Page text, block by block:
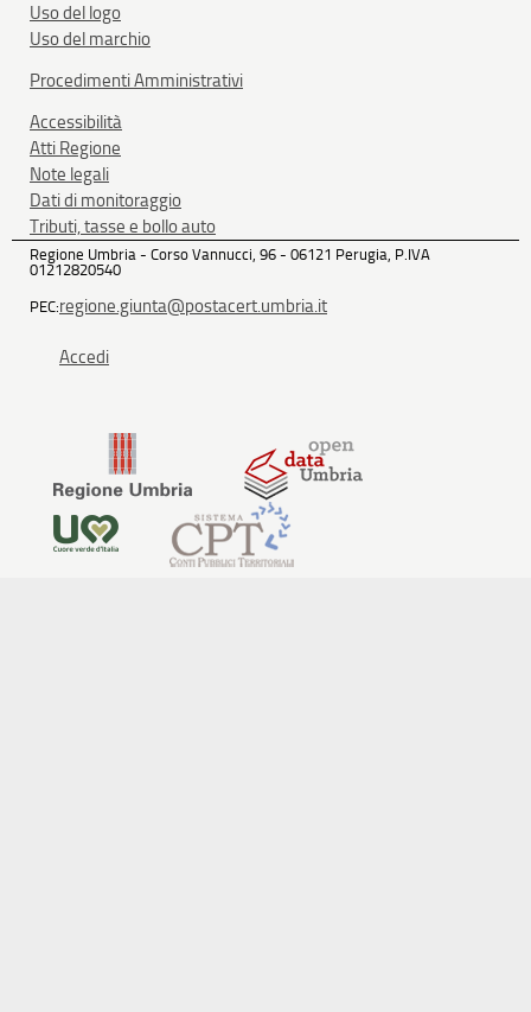
Uso del logo
Uso del marchio
Procedimenti Amministrativi
Accessibilità
Atti Regione
Note legali
Dati di monitoraggio
Tributi, tasse e bollo auto
Regione Umbria - Corso Vannucci, 96 - 06121 Perugia, P.IVA
01212820540
PEC:regione.giunta@postacert.umbria.it
Accedi